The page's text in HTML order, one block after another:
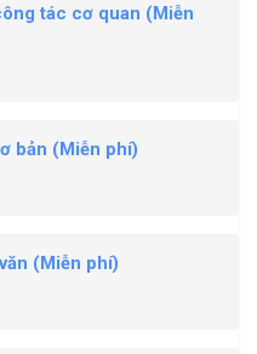
tác cơ quan (Miễn
bản (Miễn phí)
(Miễn phí)